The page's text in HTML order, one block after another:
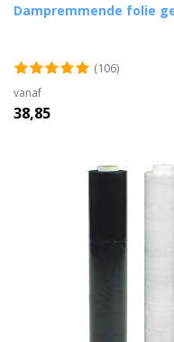
Dampremmende folie
(106)
vanaf
38,85